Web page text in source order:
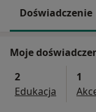
Doświadczenie
Moje
2
Edukacja
1